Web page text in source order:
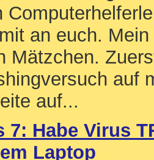
an euch.
Mätzchen.
auf
auf...
7: Habe Virus
Laptop